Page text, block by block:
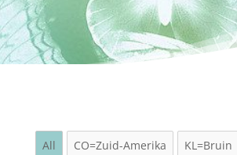
All CO=Zuid-Amerika KL=Bruin